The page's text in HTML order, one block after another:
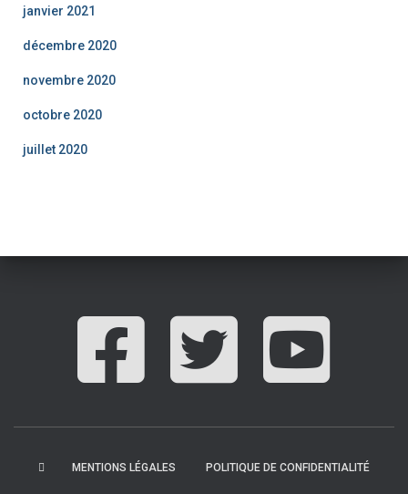
janvier 2021
décembre 2020
novembre 2020
octobre 2020
juillet 2020
MENTIONS LÉGALES POLITIQUE DE CONFIDENTIALITÉ